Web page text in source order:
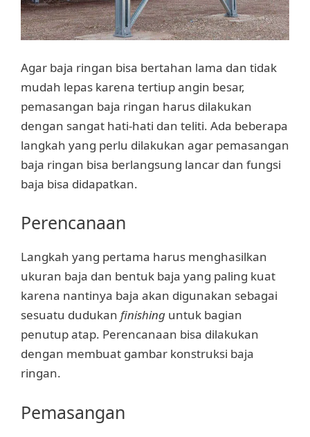
Agar baja ringan bisa bertahan lama dan tidak
mudah lepas karena tertiup angin besar,
pemasangan baja ringan harus dilakukan
dengan sangat hati-hati dan teliti. Ada beberapa
langkah yang perlu dilakukan agar pemasangan
baja ringan bisa berlangsung lancar dan fungsi
baja bisa didapatkan.
Perencanaan
Langkah yang pertama harus menghasilkan
ukuran baja dan bentuk baja yang paling kuat
karena nantinya baja akan digunakan sebagai
sesuatu dudukan finishing untuk bagian
penutup atap. Perencanaan bisa dilakukan
dengan membuat gambar konstruksi baja
ringan.
Pemasangan